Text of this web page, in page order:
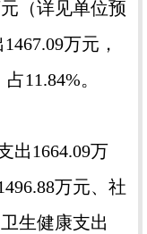
（详见单位预
万元，
11.84%。
1664.09万
万元、社
生健康支出